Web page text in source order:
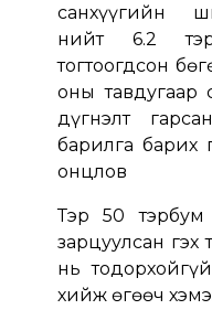
санхүүгийн
нийт 6.2
тогтоогдсон
оны тавдугаар
дүгнэлт
барилга барих
онцлов
Тэр 50 тэрбум
зарцуулсан
нь
хийж өгөөч